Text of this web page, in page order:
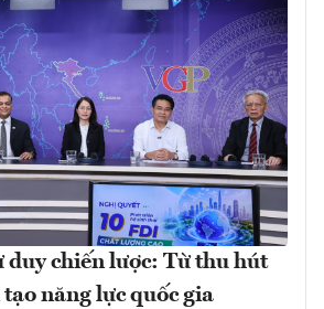
duy chiến lược: Từ thu hút
năng lực quốc gia